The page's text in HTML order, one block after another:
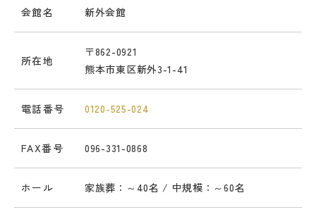
会館名 新外会館
所在地
〒862-0921
熊本市東区新外3-1-41
電話番号 0120-525-024
FAX番号 096-331-0868
ホール 家族葬：～40名 / 中規模：～60名